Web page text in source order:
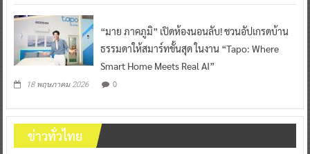
“มาย ภาคภูมิ” เปิดห้องนอนลับ! ชวนอัปเกรดบ้าน
ธรรมดาให้สมาร์ทขั้นสุด ในงาน “Tapo: Where
Smart Home Meets Real AI”
18 พฤษภาคม 2026 0
ข่าวทั่วไทย